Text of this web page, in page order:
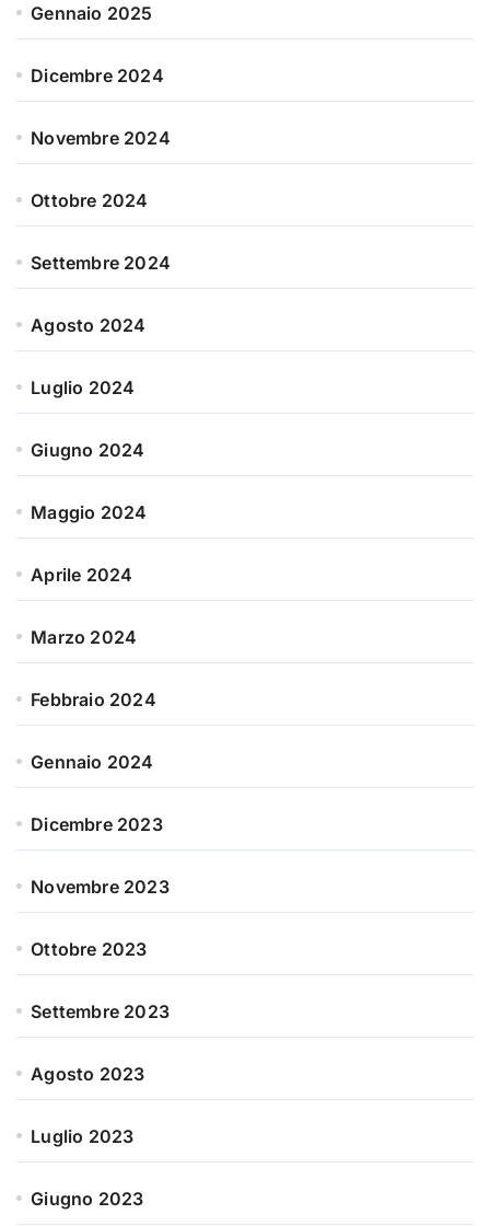
Gennaio 2025
Dicembre 2024
Novembre 2024
Ottobre 2024
Settembre 2024
Agosto 2024
Luglio 2024
Giugno 2024
Maggio 2024
Aprile 2024
Marzo 2024
Febbraio 2024
Gennaio 2024
Dicembre 2023
Novembre 2023
Ottobre 2023
Settembre 2023
Agosto 2023
Luglio 2023
Giugno 2023